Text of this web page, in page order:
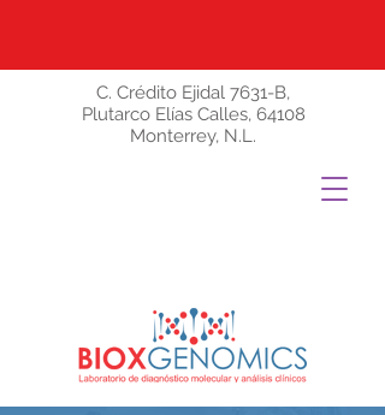
C. Crédito Ejidal 7631-B,
Plutarco Elías Calles, 64108
Monterrey, N.L.